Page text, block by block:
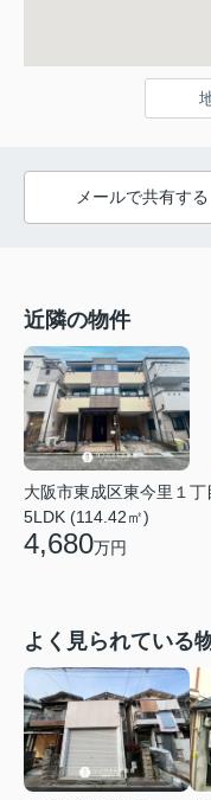
メールで共有する
近隣の物件
大阪市東成区東今里１丁
5LDK (114.42㎡)
4,680万円
よく見られている